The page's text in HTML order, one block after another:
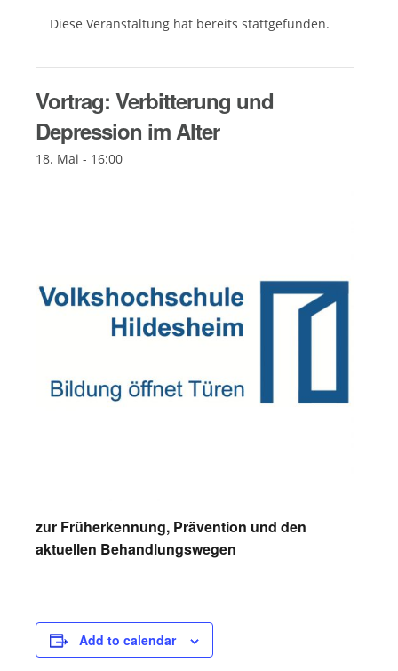
Diese Veranstaltung hat bereits stattgefunden.
Vortrag: Verbitterung und
Depression im Alter
18. Mai - 16:00
zur Früherkennung, Prävention und den
aktuellen Behandlungswegen
Add to calendar